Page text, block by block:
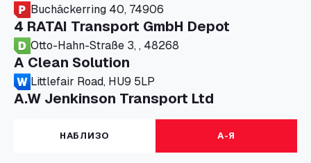
Buchäckerring 40, 74906
4 RATAI Transport GmbH Depot
Otto-Hahn-Straße 3, , 48268
A Clean Solution
Littlefair Road, HU9 5LP
A.W Jenkinson Transport Ltd
Progress House, ME11 5GA
A+G Nettetal - Depot Parking
Am Panneschopp 7, 41334
НАБЛИЗО А-Я